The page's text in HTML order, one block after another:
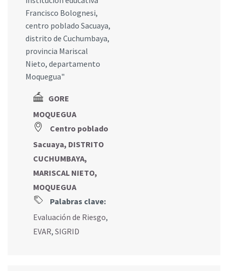
Francisco Bolognesi,
centro poblado Sacuaya,
distrito de Cuchumbaya,
provincia Mariscal
Nieto, departamento
Moquegua"
GORE
MOQUEGUA
Centro poblado
Sacuaya, DISTRITO
CUCHUMBAYA,
MARISCAL NIETO,
MOQUEGUA
Palabras clave:
Evaluación de Riesgo,
EVAR, SIGRID